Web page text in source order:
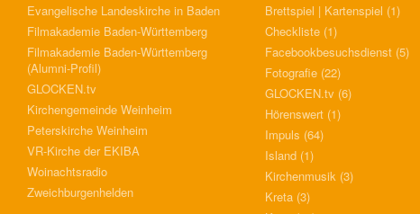
Evangelische Landeskirche in Baden
Filmakademie Baden-Württemberg
Filmakademie Baden-Württemberg
(Alumni-Profil)
GLOCKEN.tv
Kirchengemeinde Weinheim
Peterskirche Weinheim
VR-Kirche der EKIBA
Woinachtsradio
Zweichburgenhelden
Brettspiel | Kartenspiel (1)
Checkliste(1)
Facebookbesuchsdienst(5)
Fotografie(22)
GLOCKEN.tv (6)
Hörenswert(1)
Impuls (64)
Island(1)
Kirchenmusik(3)
Kreta(3)